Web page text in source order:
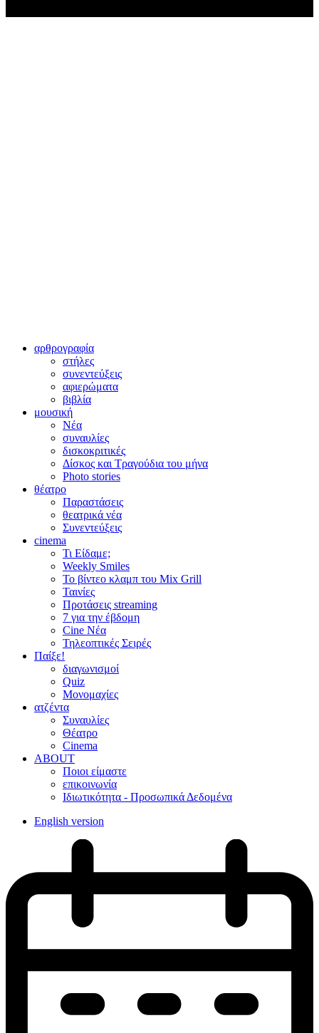
αρθρογραφία
στήλες
συνεντεύξεις
αφιερώματα
βιβλία
μουσική
Νέα
συναυλίες
δισκοκριτικές
Δίσκος και Τραγούδια του μήνα
Photo stories
θέατρο
Παραστάσεις
θεατρικά νέα
Συνεντεύξεις
cinema
Τι Είδαμε;
Weekly Smiles
Το βίντεο κλαμπ του Mix Grill
Ταινίες
Προτάσεις streaming
7 για την έβδομη
Cine Νέα
Τηλεοπτικές Σειρές
Παίξε!
διαγωνισμοί
Quiz
Μονομαχίες
ατζέντα
Συναυλίες
Θέατρο
Cinema
ABOUT
Ποιοι είμαστε
επικοινωνία
Ιδιωτικότητα - Προσωπικά Δεδομένα
English version